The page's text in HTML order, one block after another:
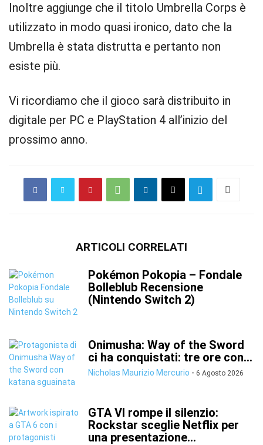
Inoltre aggiunge che il titolo Umbrella Corps è
utilizzato in modo quasi ironico, dato che la
Umbrella è stata distrutta e pertanto non
esiste più.
Vi ricordiamo che il gioco sarà distribuito in
digitale per PC e PlayStation 4 all’inizio del
prossimo anno.
ARTICOLI CORRELATI
Pokémon Pokopia – Fondale
Bolleblub Recensione
(Nintendo Switch 2)
Onimusha: Way of the Sword
ci ha conquistati: tre ore con...
Nicholas Maurizio Mercurio - 6 Agosto 2026
GTA VI rompe il silenzio:
Rockstar sceglie Netflix per
una presentazione...